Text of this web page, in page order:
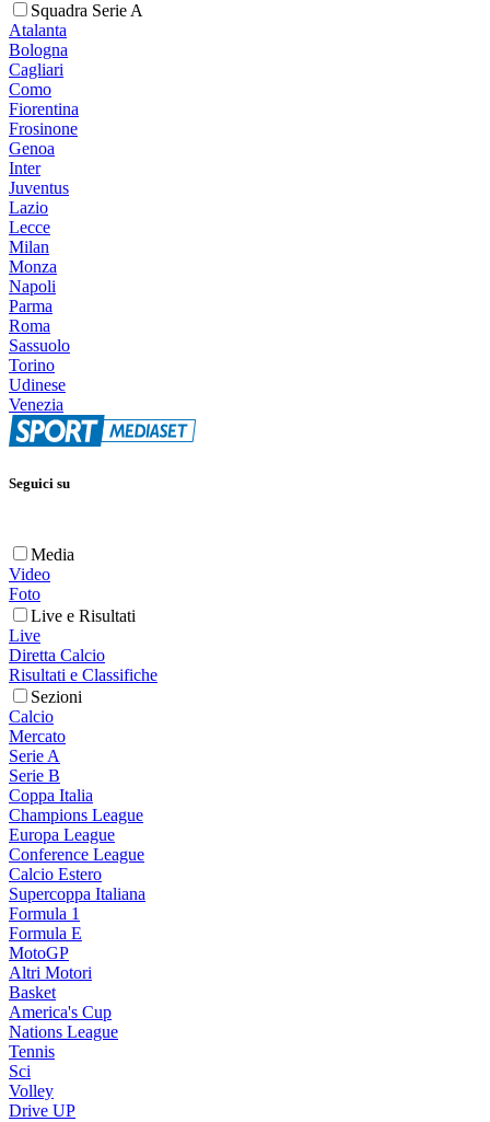
Squadra Serie A
Atalanta
Bologna
Cagliari
Como
Fiorentina
Frosinone
Genoa
Inter
Juventus
Lazio
Lecce
Milan
Monza
Napoli
Parma
Roma
Sassuolo
Torino
Udinese
Venezia
Seguici su
Media
Video
Foto
Live e Risultati
Live
Diretta Calcio
Risultati e Classifiche
Sezioni
Calcio
Mercato
Serie A
Serie B
Coppa Italia
Champions League
Europa League
Conference League
Calcio Estero
Supercoppa Italiana
Formula 1
Formula E
MotoGP
Altri Motori
Basket
America's Cup
Nations League
Tennis
Sci
Volley
Drive UP